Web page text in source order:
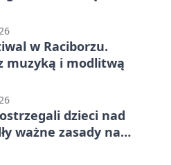
w Raciborzu.
muzyką i modlitwą
dzieci nad
ważne zasady na